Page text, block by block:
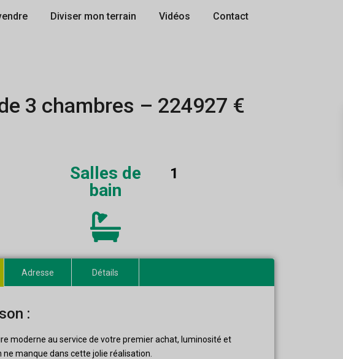
Diviser mon terrain Vidéos Contact
3 chambres – 224927 €
Salles de
bain
1
Adresse Détails
:
moderne au service de votre premier achat, luminosité et
ne manque dans cette jolie réalisation.